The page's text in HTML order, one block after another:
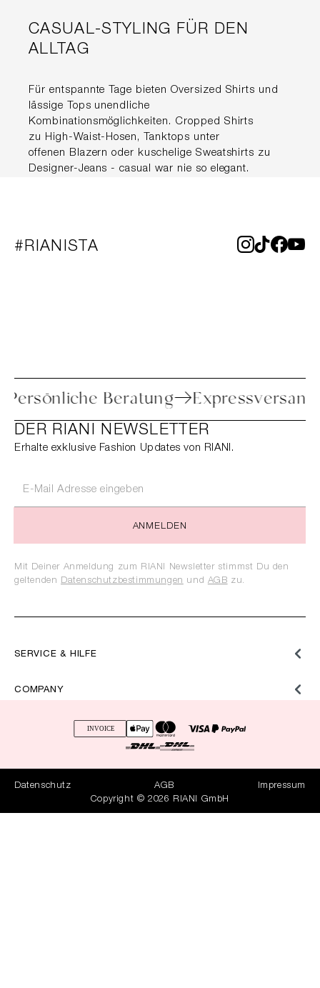
CASUAL-STYLING FÜR DEN
ALLTAG
Für entspannte Tage bieten Oversized Shirts und
lässige Tops unendliche
Kombinationsmöglichkeiten. Cropped Shirts
zu High-Waist-Hosen, Tanktops unter
offenen Blazern oder kuschelige Sweatshirts zu
Designer-Jeans - casual war nie so elegant.
#RIANISTA
Persönliche Beratung
SERVICE & HILFE
COMPANY
DER RIANI NEWSLETTER
Erhalte exklusive Fashion Updates von RIANI.
ANMELDEN
Mit Deiner Anmeldung zum RIANI Newsletter stimmst Du den
geltenden Datenschutzbestimmungen und AGB zu.
Datenschutz AGB
Impressum
Copyright © 2026 RIANI GmbH